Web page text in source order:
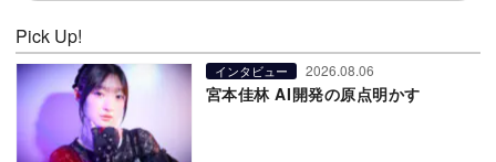
Pick Up!
インタビュー 2026.08.06
宮本佳林 AI開発の原点明かす